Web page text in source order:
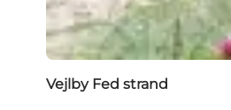
Vejlby Fed strand